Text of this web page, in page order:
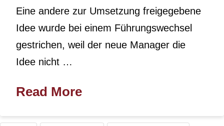
Eine andere zur Umsetzung freigegebene
Idee wurde bei einem Führungswechsel
gestrichen, weil der neue Manager die
Idee nicht …
Read More